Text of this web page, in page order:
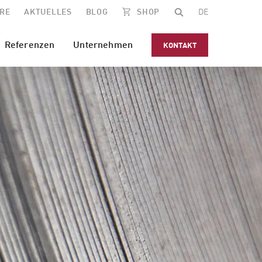
AKTUELLES BLOG SHOP DE
Referenzen Unternehmen KONTAKT